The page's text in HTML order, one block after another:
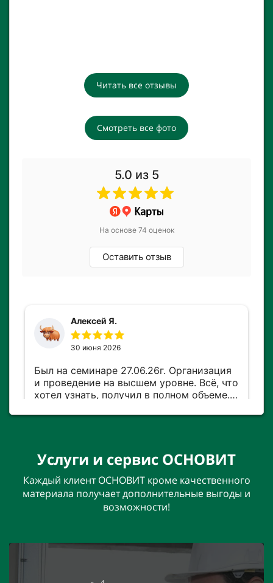
Читать все отзывы
Смотреть все фото
Услуги и сервис ОСНОВИТ
Каждый клиент ОСНОВИТ кроме качественного
материала получает дополнительные выгоды и
возможности!